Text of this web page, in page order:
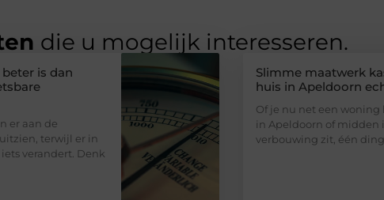
die u mogelijk interesseren.
is dan
er aan de
terwijl er in
verandert. Denk
Slimme maatwerk
huis in Apeldoorn
Of je nu net een
in Apeldoorn of midden
verbouwing zit, één ding